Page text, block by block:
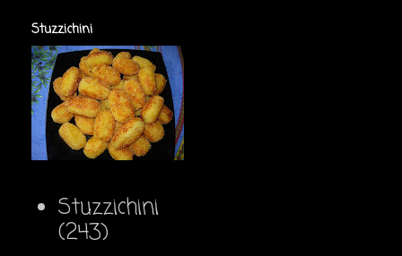
Stuzzichini
Stuzzichini
(243)